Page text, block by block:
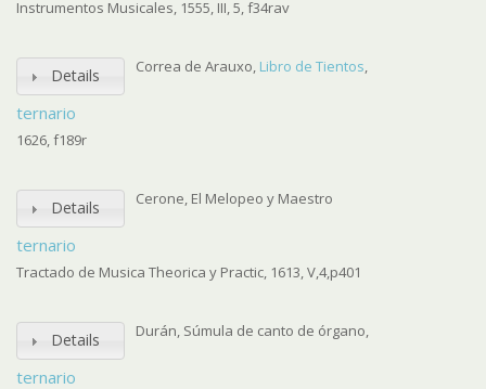
Instrumentos Musicales, 1555, III, 5, f34rav
Details
ternario
Correa de Arauxo, Libro de Tientos,
1626, f189r
Details
ternario
Cerone, El Melopeo y Maestro
Tractado de Musica Theorica y Practic, 1613, V,4,p401
Details
ternario
Durán, Súmula de canto de órgano,